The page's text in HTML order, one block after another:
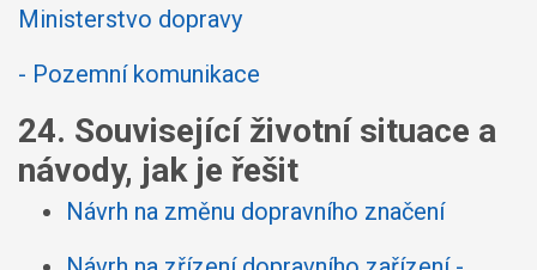
Ministerstvo dopravy
- Pozemní komunikace
24. Související životní situace a
návody, jak je řešit
Návrh na změnu dopravního značení